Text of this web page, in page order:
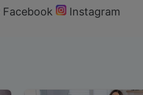
Facebook Instagram